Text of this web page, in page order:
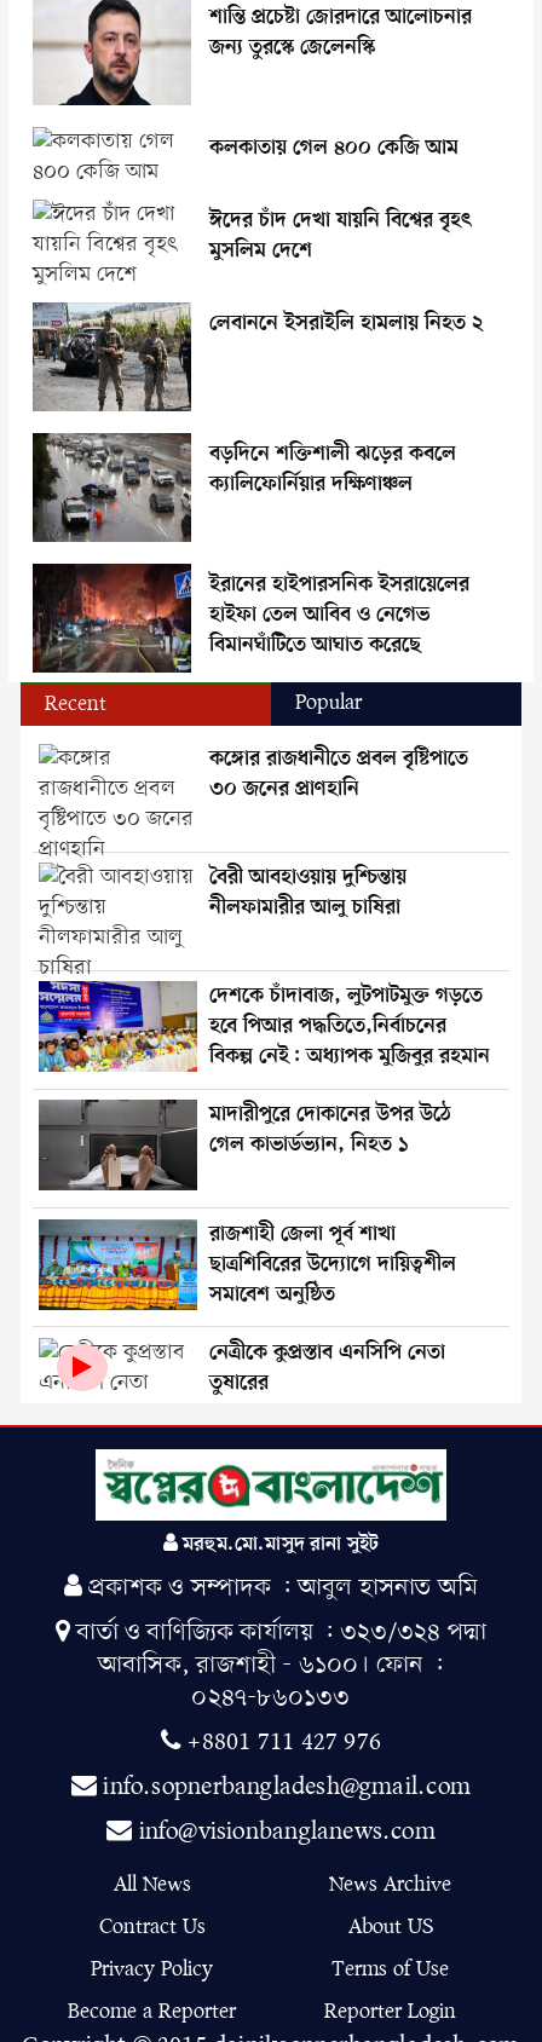
শান্তি প্রচেষ্টা জোরদারে আলোচনার
জন্য তুরস্কে জেলেনস্কি
কলকাতায় গেল ৪০০ কেজি আম
ঈদের চাঁদ দেখা যায়নি বিশ্বের বৃহৎ
মুসলিম দেশে
লেবাননে ইসরাইলি হামলায় নিহত ২
বড়দিনে শক্তিশালী ঝড়ের কবলে
ক্যালিফোর্নিয়ার দক্ষিণাঞ্চল
ইরানের হাইপারসনিক ইসরায়েলের
হাইফা তেল আবিব ও নেগেভ
বিমানঘাঁটিতে আঘাত করেছে
Recent Popular
কঙ্গোর রাজধানীতে প্রবল বৃষ্টিপাতে
৩০ জনের প্রাণহানি
বৈরী আবহাওয়ায় দুশ্চিন্তায়
নীলফামারীর আলু চাষিরা
দেশকে চাঁদাবাজ, লুটপাটমুক্ত গড়তে
হবে পিআর পদ্ধতিতে,নির্বাচনের
বিকল্প নেই: অধ্যাপক মুজিবুর রহমান
মাদারীপুরে দোকানের উপর উঠে
গেল কাভার্ডভ্যান, নিহত ১
রাজশাহী জেলা পূর্ব শাখা
ছাত্রশিবিরের উদ্যোগে দায়িত্বশীল
সমাবেশ অনুষ্ঠিত
নেত্রীকে কুপ্রস্তাব এনসিপি নেতা
তুষারের
রাজশাহীতে সুমাইয়া আক্তার ও
নজরুল ইসলাম এর দাপট" ক্ষমতার
উৎস কোথায়?
রাজারহাটে পহেলা বৈশাখের
মহোৎসব: নববর্ষ ১৪৩৩-কে বরণ
করল উপজেলা প্রশাসন
আরএমপির রাজপাড়া থানার
উদ্যোগে ফলজ ও বনজ গাছের চারা
রোপণ
তানোরে পৃথক ঘটনায় নারী ও
মরহুম.মো.মাসুদ রানা সুইট
প্রকাশক ও সম্পাদক : আবুল হাসনাত অমি
বার্তা ও বাণিজ্যিক কার্যালয় : ৩২৩/৩২৪ পদ্মা
আবাসিক, রাজশাহী - ৬১০০। ফোন :
০২৪৭-৮৬০১৩৩
+8801 711 427 976
info.sopnerbangladesh@gmail.com
info@visionbanglanews.com
All News
News Archive
Contract Us
About US
Privacy Policy
Terms of Use
Become a Reporter
Reporter Login